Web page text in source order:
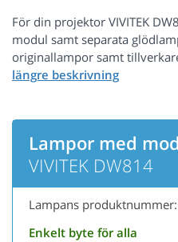
För din projektor VIVITEK
modul samt separata
originallampor samt
Lampor med
VIVITEK DW814
Lampans
Enkelt byte för alla